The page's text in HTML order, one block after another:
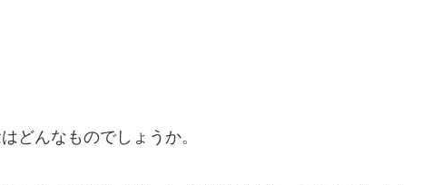
どんなものでしょうか。